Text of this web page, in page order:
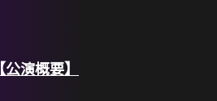
【公演概要】